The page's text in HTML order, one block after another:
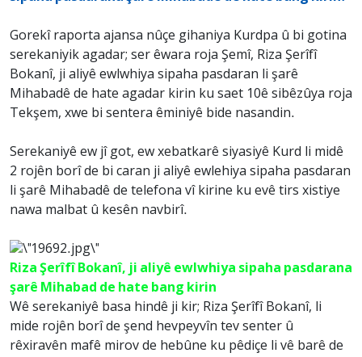
Gorekî raporta ajansa nûçe gihaniya Kurdpa û bi gotina
serekaniyik agadar; ser êwara roja Şemî, Riza Şerîfî
Bokanî, ji aliyê ewlwhiya sipaha pasdaran li şarê
Mihabadê de hate agadar kirin ku saet 10ê sibêzûya roja
Tekşem, xwe bi sentera êminiyê bide nasandin.
Serekaniyê ew jî got, ew xebatkarê siyasiyê Kurd li midê
2 rojên borî de bi caran ji aliyê ewlehiya sipaha pasdaran
li şarê Mihabadê de telefona vî kirine ku evê tirs xistiye
nawa malbat û kesên navbirî.
Riza Şerîfî Bokanî, ji aliyê ewlwhiya sipaha pasdarana
şarê Mihabad de hate bang kirin
Wê serekaniyê basa hindê ji kir; Riza Şerîfî Bokanî, li
mide rojên borî de şend hevpeyvîn tev senter û
rêxiravên mafê mirov de hebûne ku pêdiçe li vê barê de